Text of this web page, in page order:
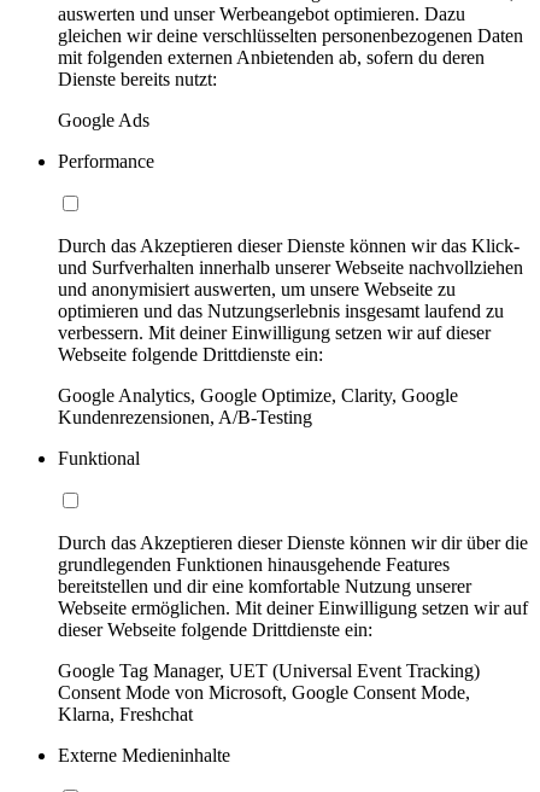
auswerten und unser Werbeangebot optimieren. Dazu
gleichen wir deine verschlüsselten personenbezogenen Daten
mit folgenden externen Anbietenden ab, sofern du deren
Dienste bereits nutzt:
Google Ads
Performance
Durch das Akzeptieren dieser Dienste können wir das Klick-
und Surfverhalten innerhalb unserer Webseite nachvollziehen
und anonymisiert auswerten, um unsere Webseite zu
optimieren und das Nutzungserlebnis insgesamt laufend zu
verbessern. Mit deiner Einwilligung setzen wir auf dieser
Webseite folgende Drittdienste ein:
Google Analytics, Google Optimize, Clarity, Google
Kundenrezensionen, A/B-Testing
Funktional
Durch das Akzeptieren dieser Dienste können wir dir über die
grundlegenden Funktionen hinausgehende Features
bereitstellen und dir eine komfortable Nutzung unserer
Webseite ermöglichen. Mit deiner Einwilligung setzen wir auf
dieser Webseite folgende Drittdienste ein:
Google Tag Manager, UET (Universal Event Tracking)
Consent Mode von Microsoft, Google Consent Mode,
Klarna, Freshchat
Externe Medieninhalte